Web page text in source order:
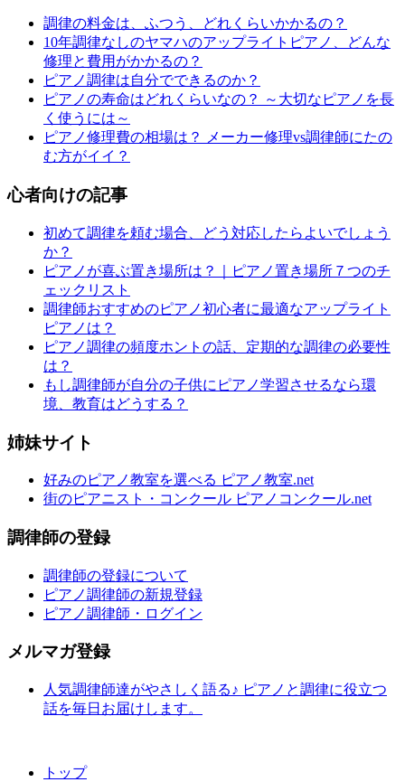
調律の料金は、ふつう、どれくらいかかるの？
10年調律なしのヤマハのアップライトピアノ、どんな
修理と費用がかかるの？
ピアノ調律は自分でできるのか？
ピアノの寿命はどれくらいなの？ ～大切なピアノを長
く使うには～
ピアノ修理費の相場は？ メーカー修理vs調律師にたの
む方がイイ？
心者向けの記事
初めて調律を頼む場合、どう対応したらよいでしょう
か？
ピアノが喜ぶ置き場所は？｜ピアノ置き場所７つのチ
ェックリスト
調律師おすすめのピアノ初心者に最適なアップライト
ピアノは？
ピアノ調律の頻度ホントの話、定期的な調律の必要性
は？
もし調律師が自分の子供にピアノ学習させるなら環
境、教育はどうする？
姉妹サイト
好みのピアノ教室を選べる ピアノ教室.net
街のピアニスト・コンクール ピアノコンクール.net
調律師の登録
調律師の登録について
ピアノ調律師の新規登録
ピアノ調律師・ログイン
メルマガ登録
人気調律師達がやさしく語る♪ ピアノと調律に役立つ
話を毎日お届けします。
トップ